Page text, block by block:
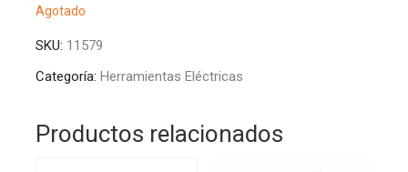
Agotado
SKU: 11579
Categoría: Herramientas Eléctricas
Productos relacionados